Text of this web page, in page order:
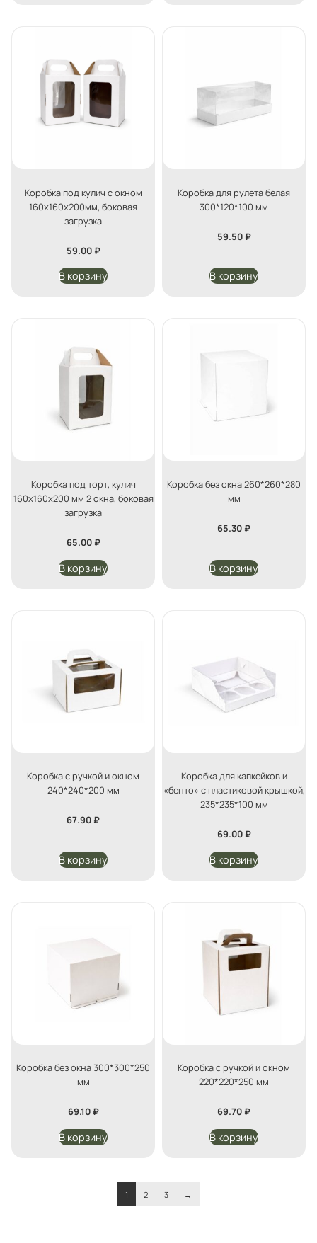
Коробка под кулич с окном
160х160х200мм, боковая
загрузка
59.00 ₽
В корзину
Коробка для рулета белая
300*120*100 мм
59.50 ₽
В корзину
Коробка под торт, кулич
160х160х200 мм 2 окна, боковая
загрузка
65.00 ₽
В корзину
Коробка без окна 260*260*280
мм
65.30 ₽
В корзину
Коробка с ручкой и окном
240*240*200 мм
67.90 ₽
В корзину
Коробка для капкейков и
«бенто» с пластиковой крышкой,
235*235*100 мм
69.00 ₽
В корзину
Коробка без окна 300*300*250
мм
69.10 ₽
В корзину
Коробка с ручкой и окном
220*220*250 мм
69.70 ₽
В корзину
1 2 3 →